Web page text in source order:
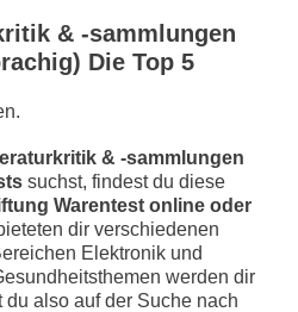
& -sammlungen
Die Top 5
& -sammlungen
suchst, findest du diese
Warentest online oder
dir verschiedenen
Elektronik und
werden dir
also auf der Suche nach